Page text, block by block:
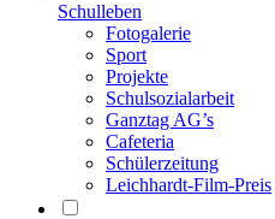
Schulleben
Fotogalerie
Sport
Projekte
Schulsozialarbeit
Ganztag AG’s
Cafeteria
Schülerzeitung
Leichhardt-Film-Preis